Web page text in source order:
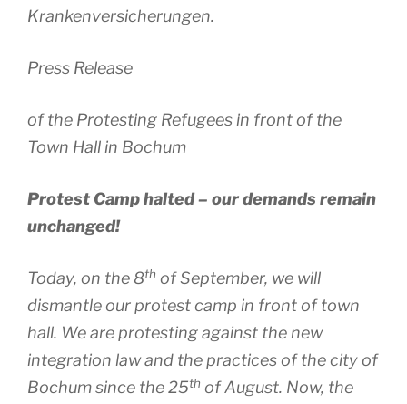
Krankenversicherungen.
Press Release
of the Protesting Refugees in front of the
Town Hall in Bochum
Protest Camp halted – our demands remain
unchanged!
Today, on the 8th of September, we will
dismantle our protest camp in front of town
hall. We are protesting against the new
integration law and the practices of the city of
Bochum since the 25th of August. Now, the